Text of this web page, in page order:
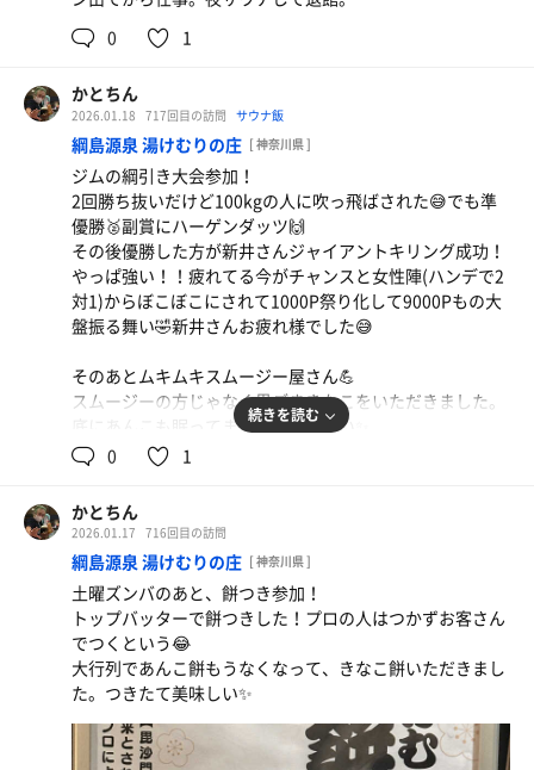
0
1
かとちん
2026.01.18 717回目の訪問 サウナ飯
綱島源泉 湯けむりの庄 [ 神奈川県 ]
ジムの綱引き大会参加！
2回勝ち抜いだけど100kgの人に吹っ飛ばされた😅でも準
優勝🥈副賞にハーゲンダッツ🙌
その後優勝した方が新井さんジャイアントキリング成功！
やっぱ強い！！疲れてる今がチャンスと女性陣(ハンデで2
対1)からぼこぼこにされて1000P祭り化して9000Pもの大
盤振る舞い🤣新井さんお疲れ様でした😅
そのあとムキムキスムージー屋さん💪
スムージーの方じゃなく黒ごまきなこをいただきました。
底にあんこも眠ってました。美味しい✨
続きを読む
0 1
かとちん
2026.01.17 716回目の訪問
綱島源泉 湯けむりの庄 [ 神奈川県 ]
土曜ズンバのあと、餅つき参加！
トップバッターで餅つきした！プロの人はつかずお客さん
でつくという😂
大行列であんこ餅もうなくなって、きなこ餅いただきまし
た。つきたて美味しい✨